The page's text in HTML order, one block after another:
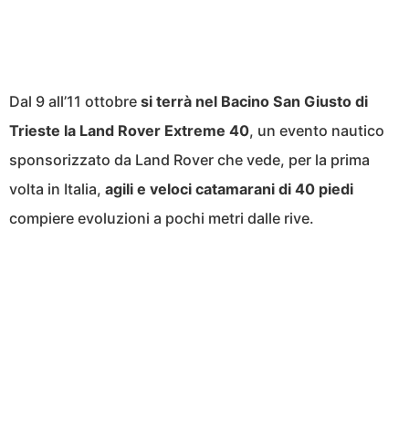
Dal 9 all’11 ottobre si terrà nel Bacino San Giusto di
Trieste la Land Rover Extreme 40, un evento nautico
sponsorizzato da Land Rover che vede, per la prima
volta in Italia, agili e veloci catamarani di 40 piedi
compiere evoluzioni a pochi metri dalle rive.